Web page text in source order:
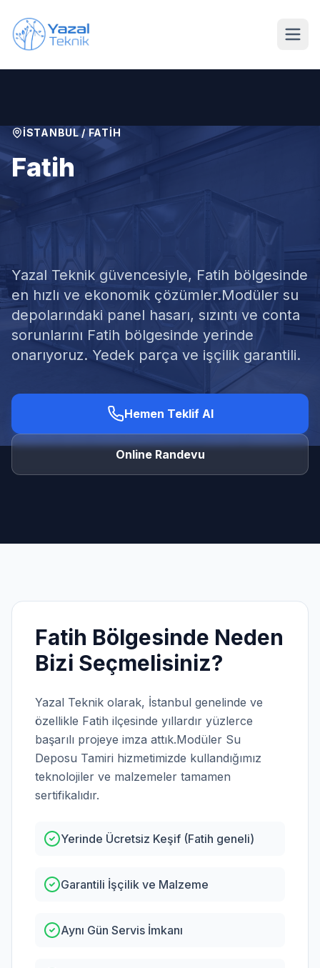
Ücretsiz Keşif Al
İSTANBUL/ FATIH
Fatih
Modüler Su Deposu
Tamiri
Yazal Teknik güvencesiyle, Fatih bölgesinde
en hızlı ve ekonomik çözümler.Modüler su
depolarındaki panel hasarı, sızıntı ve conta
sorunlarını Fatih bölgesinde yerinde
onarıyoruz. Yedek parça ve işçilik garantili.
Hemen Teklif Al
Online Randevu
Fatih Bölgesinde Neden
Bizi Seçmelisiniz?
Yazal Teknik olarak, İstanbul genelinde ve
özellikle Fatih ilçesinde yıllardır yüzlerce
başarılı projeye imza attık.Modüler Su
Deposu Tamiri hizmetimizde kullandığımız
teknolojiler ve malzemeler tamamen
sertifikalıdır.
Yerinde Ücretsiz Keşif (Fatih geneli)
Garantili İşçilik ve Malzeme
Aynı Gün Servis İmkanı